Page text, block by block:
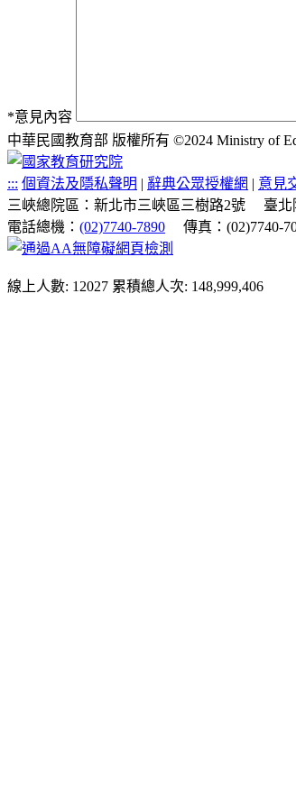
*意見內容
中華民國教育部 版權所有 ©2024 Ministry of
::: 個資法及隱私聲明 | 辭典公眾授權網 | 意見
三峽總院區：新北市三峽區三樹路2號
臺北
電話總機： (02)7740-7890 傳真：(02)7740-
線上人數: 12027 累積總人次: 148,999,406